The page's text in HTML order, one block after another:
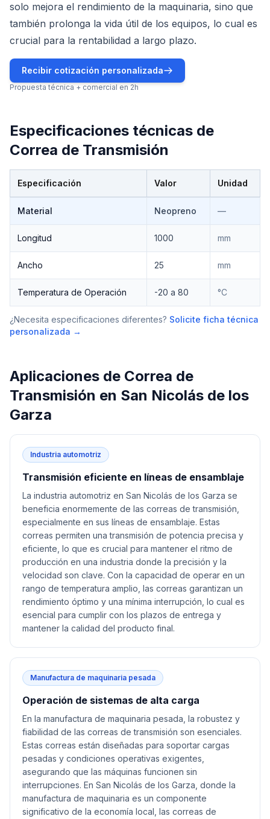
solo mejora el rendimiento de la maquinaria, sino que
también prolonga la vida útil de los equipos, lo cual es
crucial para la rentabilidad a largo plazo.
Recibir cotización personalizada
Propuesta técnica + comercial en 2h
Especificaciones técnicas de
Correa de Transmisión
Especificación Valor Unidad
Material Neopreno —
Longitud 1000 mm
Ancho 25 mm
Temperatura de Operación -20 a 80 °C
¿Necesita especificaciones diferentes? Solicite ficha técnica
personalizada →
Aplicaciones de Correa de
Transmisión en San Nicolás de los
Garza
Industria automotriz
Transmisión eficiente en líneas de ensamblaje
La industria automotriz en San Nicolás de los Garza se
beneficia enormemente de las correas de transmisión,
especialmente en sus líneas de ensamblaje. Estas
correas permiten una transmisión de potencia precisa y
eficiente, lo que es crucial para mantener el ritmo de
producción en una industria donde la precisión y la
velocidad son clave. Con la capacidad de operar en un
rango de temperatura amplio, las correas garantizan un
rendimiento óptimo y una mínima interrupción, lo cual es
esencial para cumplir con los plazos de entrega y
mantener la calidad del producto final.
Manufactura de maquinaria pesada
Operación de sistemas de alta carga
En la manufactura de maquinaria pesada, la robustez y
fiabilidad de las correas de transmisión son esenciales.
Estas correas están diseñadas para soportar cargas
pesadas y condiciones operativas exigentes,
asegurando que las máquinas funcionen sin
interrupciones. En San Nicolás de los Garza, donde la
manufactura de maquinaria es un componente
significativo de la economía local, las correas de